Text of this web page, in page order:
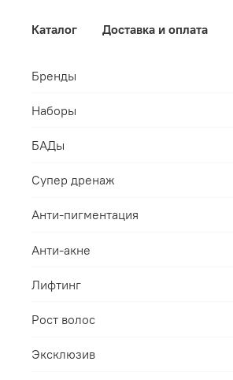
Каталог Доставка и оплата
Бренды
Наборы
БАДы
Супер дренаж
Анти-пигментация
Анти-акне
Лифтинг
Рост волос
Эксклюзив